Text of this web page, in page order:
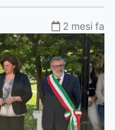
2 mesi fa